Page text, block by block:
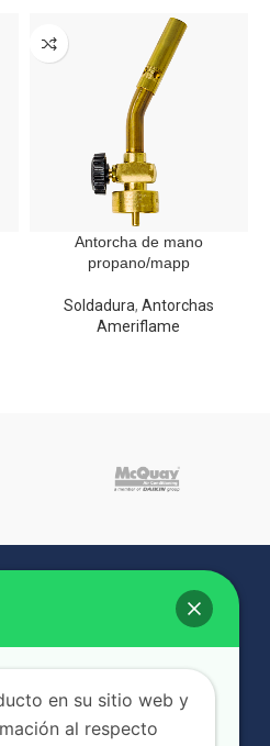
Antorcha de mano
propano/mapp
Soldadura, Antorchas
Ameriflame
en su sitio web y
al respecto